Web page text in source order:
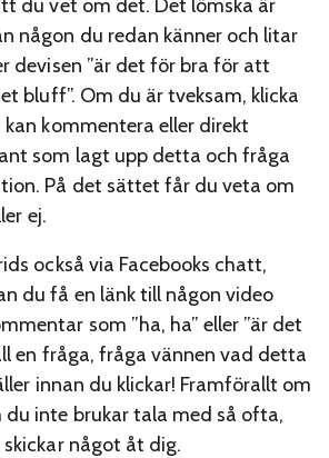
du vet om det. Det lömska är
någon du redan känner och litar
devisen ”är det för bra för att
bluff”. Om du är tveksam, klicka
kan kommentera eller direkt
som lagt upp detta och fråga
På det sättet får du veta om
ej.
också via Facebooks chatt,
du få en länk till någon video
som ”ha, ha” eller ”är det
en fråga, fråga vännen vad detta
innan du klickar! Framförallt om
du inte brukar tala med så ofta,
något åt dig.